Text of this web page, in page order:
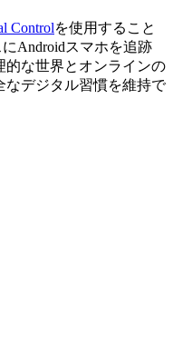
Controlを使用すること
Androidスマホを追跡
的な世界とオンラインの
なデジタル習慣を維持で